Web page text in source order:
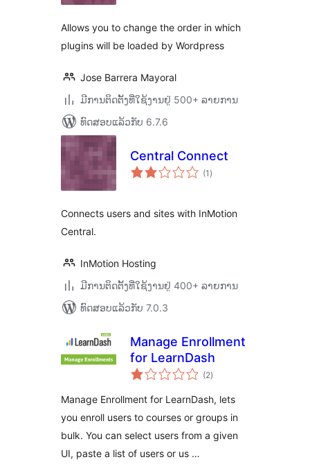
Allows you to change the order in which
plugins will be loaded by Wordpress
Jose Barrera Mayoral
ມີການຕິດຕັ້ງທີ່ໃຊ້ງານຢູ່ 500+ ລາຍການ
ທົດສອບແລ້ວກັບ 6.7.6
Central Connect
(1 ຄະແນນ
ທັງໝົດ
)
Connects users and sites with InMotion
Central.
InMotion Hosting
ມີການຕິດຕັ້ງທີ່ໃຊ້ງານຢູ່ 400+ ລາຍການ
ທົດສອບແລ້ວກັບ 7.0.3
Manage Enrollment
for LearnDash
(2ຄະແນນ
ທັງໝົດ
)
Manage Enrollment for LearnDash, lets
you enroll users to courses or groups in
bulk. You can select users from a given
UI, paste a list of users or us …